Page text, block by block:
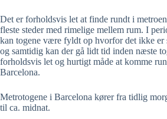
Det er forholdsvis let at finde rundt i
fleste steder med rimelige mellem rum. I
kan togene være fyldt op hvorfor det ikke er
og samtidig kan der gå lidt tid inden næste
forholdsvis let og hurtigt måde at komme
Barcelona.
Metrotogene i Barcelona kører fra tidlig
til ca. midnat.